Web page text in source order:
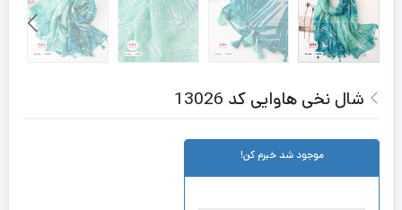
شال نخی هاوایی کد 13026
موجود شد خبرم کن!